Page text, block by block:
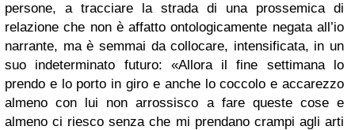
persone, a tracciare la strada di una prossemica di
relazione che non è affatto ontologicamente negata all’io
narrante, ma è semmai da collocare, intensificata, in un
suo indeterminato futuro: «Allora il fine settimana lo
prendo e lo porto in giro e anche lo coccolo e accarezzo
almeno con lui non arrossisco a fare queste cose e
almeno ci riesco senza che mi prendano crampi agli arti